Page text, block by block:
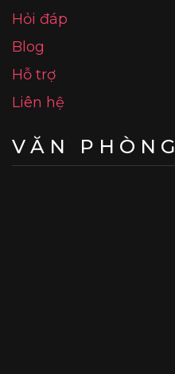
Hỏi đáp
Blog
Hỗ trợ
Liên hệ
VĂN PHÒNG